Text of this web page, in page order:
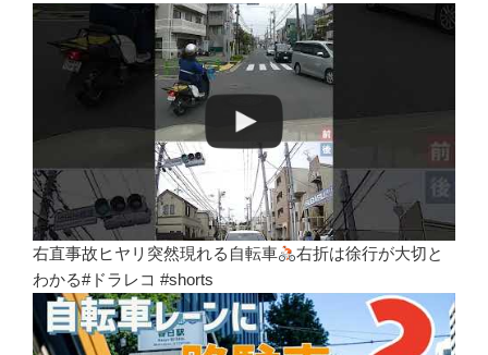
右直事故ヒヤリ突然現れる自転車
右折は徐行が大切と
わかる#ドラレコ #shorts